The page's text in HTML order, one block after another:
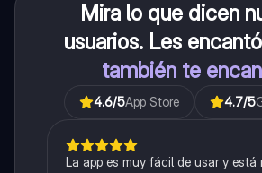
Mira lo que dicen
usuarios. Les
también te
4.6/5App Store 4.7/5
La app es muy fácil de usar y está